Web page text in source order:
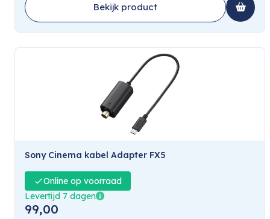
Bekijk product
Sony Cinema kabel Adapter FX5
Online op voorraad
Levertijd 7 dagen
99,00